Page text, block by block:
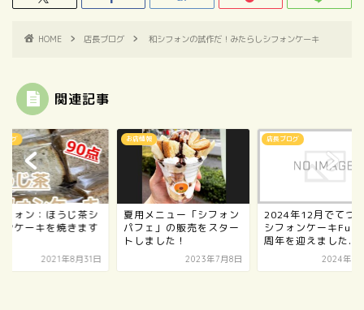
HOME 店長ブログ 和シフォンの試作だ！みたらしシフォンケーキ
関連記事
ログ
フォン：ほうじ茶シ
ンケーキを焼きます
2021年8月31日
お店情報
夏用メニュー「シフォン
パフェ」の販売をスター
トしました！
2023年7月8日
店長ブログ
2024年12月でてづ
シフォンケーキFuu
周年を迎えました...
2024年12